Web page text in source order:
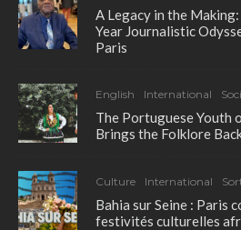
A Legacy in the Making:
Year Journalistic
Paris
English International
The Portuguese Youth
Brings the Folklore
Culture International
Bahia sur Seine : Paris
festivités culturelles